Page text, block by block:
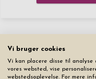
Du vil
Vi bruger cookies
Vi kan placere disse til
vores websted, vise
webstedsoplevelse. For mere